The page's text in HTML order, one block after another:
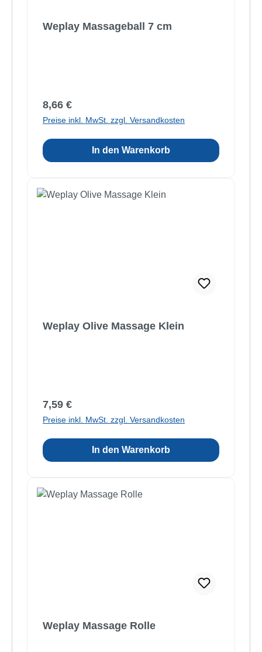
Weplay Massageball 7 cm
Regulärer Preis:
8,66 €
Preise inkl. MwSt. zzgl. Versandkosten
In den Warenkorb
Weplay Olive Massage Klein
Regulärer Preis:
7,59 €
Preise inkl. MwSt. zzgl. Versandkosten
In den Warenkorb
Weplay Massage Rolle